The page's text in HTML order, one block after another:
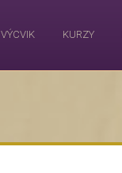
VÝCVIK KURZY